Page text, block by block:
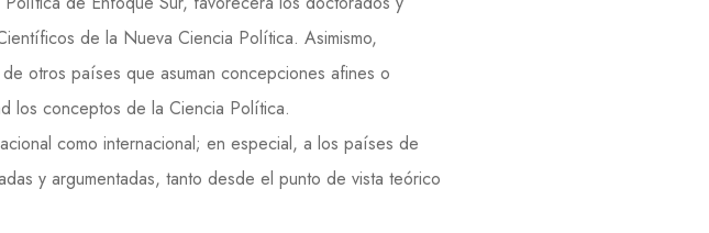
de la Nueva Ciencia Política. Asimismo,
otros países que asuman concepciones afines o
los conceptos de la Ciencia Política.
como internacional; en especial, a los países de
y argumentadas, tanto desde el punto de vista teórico